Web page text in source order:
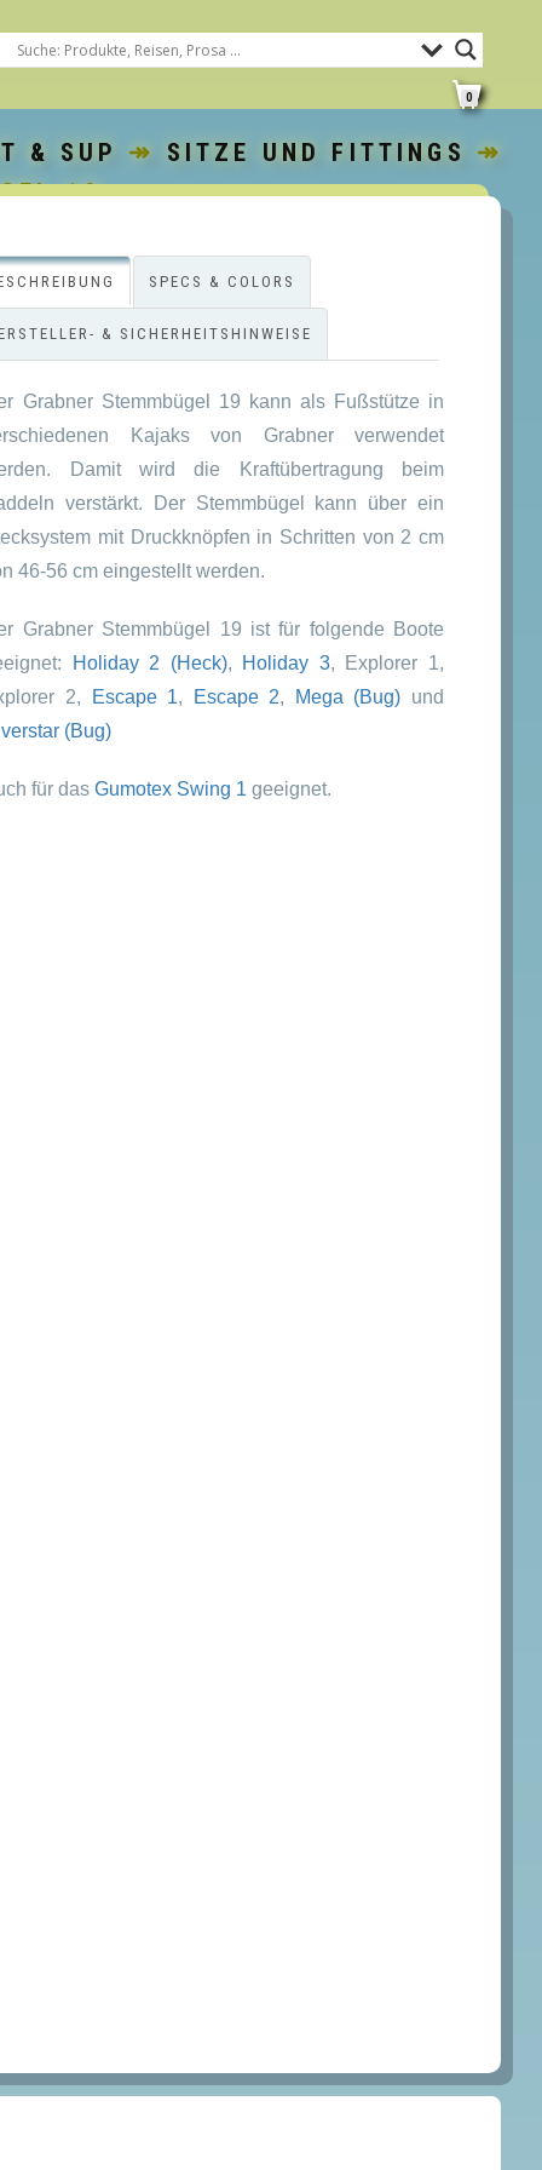
0
& SUP ↠ SITZE UND FITTINGS
↠
19
SPECS & COLORS
& SICHERHEITSHINWEISE
Grabner Stemmbügel 19 kann als Fußstütze in
Kajaks von Grabner verwendet
Damit wird die Kraftübertragung beim
verstärkt. Der Stemmbügel kann über ein
mit Druckknöpfen in Schritten von 2 cm
46-56 cm eingestellt werden.
Grabner Stemmbügel 19 ist für folgende Boote
Holiday 2 (Heck), Holiday 3, Explorer 1,
2,
Escape 1, Escape 2, Mega (Bug) und
(Bug)
für dasGumotex Swing 1 geeignet.